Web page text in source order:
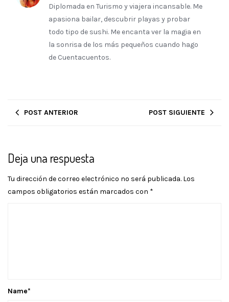
Diplomada en Turismo y viajera incansable. Me
apasiona bailar, descubrir playas y probar
todo tipo de sushi. Me encanta ver la magia en
la sonrisa de los más pequeños cuando hago
de Cuentacuentos.
POST ANTERIOR POST SIGUIENTE
Deja una respuesta
Tu dirección de correo electrónico no será publicada. Los
campos obligatorios están marcados con *
Name*